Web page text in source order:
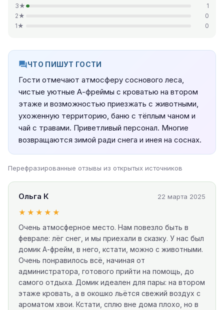
3★
1
2★
0
1★
0
ЧТО ПИШУТ ГОСТИ
Гости отмечают атмосферу соснового леса,
чистые уютные А-фреймы с кроватью на втором
этаже и возможностью приезжать с животными,
ухоженную территорию, баню с тёплым чаном и
чай с травами. Приветливый персонал. Многие
возвращаются зимой ради снега и инея на соснах.
Перефразированные отзывы из открытых источников
Ольга К 22 марта 2025
★★★★★
Очень атмосферное место. Нам повезло быть в
феврале: лёг снег, и мы приехали в сказку. У нас был
домик А-фрейм, в него, кстати, можно с животными.
Очень понравилось всё, начиная от
администратора, готового прийти на помощь, до
самого отдыха. Домик идеален для пары: на втором
этаже кровать, а в окошко льётся свежий воздух с
ароматом хвои. Кстати, сплю вне дома плохо, но в